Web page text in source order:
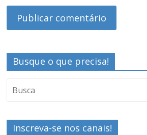
Busque o que precisa!
Inscreva-se nos canais!